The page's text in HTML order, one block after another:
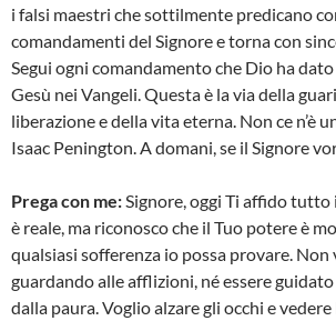
i falsi maestri che sottilmente predicano
comandamenti del Signore e torna con
Segui ogni comandamento che Dio ha
Gesù nei Vangeli. Questa è la via della
liberazione e della vita eterna. Non ce n’è
Isaac Penington. A domani, se il Signore
Prega con me:Signore, oggi Ti affido tutto
è reale, ma riconosco che il Tuo potere è
qualsiasi sofferenza io possa provare.
guardando alle afflizioni, né essere
dalla paura. Voglio alzare gli occhi e vedere